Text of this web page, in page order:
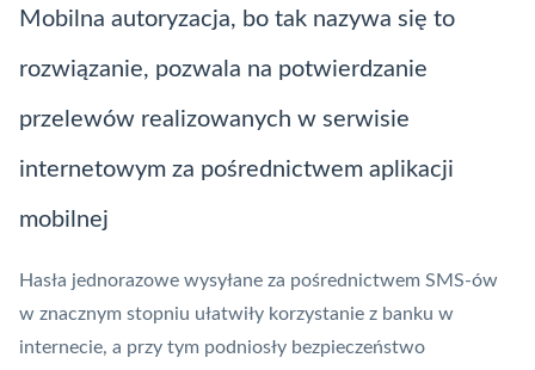
Mobilna autoryzacja, bo tak nazywa się to
rozwiązanie, pozwala na potwierdzanie
przelewów realizowanych w serwisie
internetowym za pośrednictwem aplikacji
mobilnej
Hasła jednorazowe wysyłane za pośrednictwem SMS-ów
w znacznym stopniu ułatwiły korzystanie z banku w
internecie, a przy tym podniosły bezpieczeństwo